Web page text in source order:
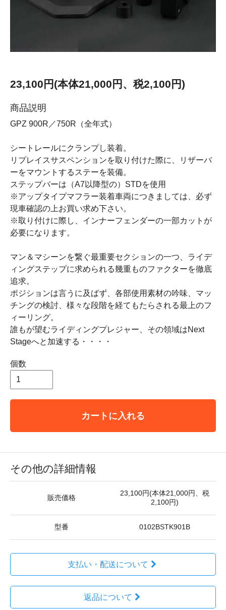
23,100円(本体21,000円、税2,100円)
商品説明
GPZ 900R／750R（全年式）
シートレールにクランプし装着。
リプレイスサスペンションを取り付けた際に、リザーバ
ーをマウントするステーを装備。
ステップバーは（A7以降型の）STDを使用
※アップタイプマフラー装着車両につきましては、必ず
現車確認の上お買い求め下さい。
※取り付けに際し、インナーフェンダーの一部カットが
必要になります。
マン＆マシーンを繋ぐ最重要セクションの一つ、ライデ
ィングステップに求められる幾重ものファクターを徹底
追求。
ポジションは言うに及ばず、各部使用素材の吟味、マッ
チングの検討、様々な段階を経てもたらされる最上のフ
ィーリング。
誰もが望むライディングプレジャー、その領域はNext
Stageへと加速する・・・・
個数
カートに入れる
その他の詳細情報
販売価格
23,100円(本体21,000円、税
2,100円)
型番 0102BSTK901B
支払い・配送について
返品について